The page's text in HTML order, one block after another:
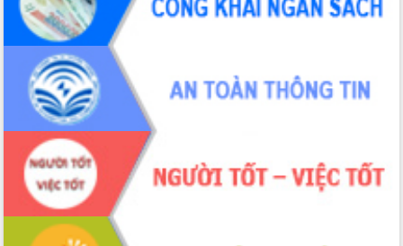
Định vị cà phê Việt Nam như một “di
sản sống” trong dòng chảy toàn cầu
Xây dựng nông thôn mới: Nâng cao đời
sống người dân từ những mô hình thiết
thực
Quyết liệt tháo gỡ vướng mắc, đẩy
nhanh tiến độ các dự án trọng điểm
trong Khu kinh tế Nam Phú Yên
Hòn Yến phát triển du lịch gắn với bảo
tồn biển
Lấy ý kiến điều chỉnh Quy hoạch tỉnh
Đắk Lắk thời kỳ 2021-2030, tầm nhìn